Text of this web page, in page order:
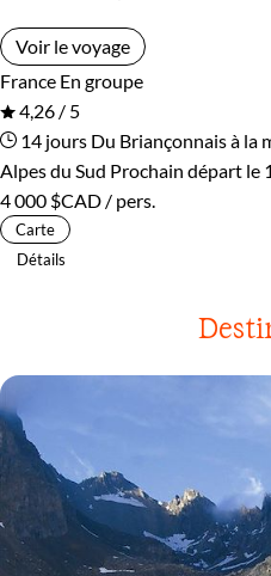
Voir le voyage
France En groupe
4,26 / 5
14 jours Du Briançonnais à la
Alpes du Sud Prochain départ le
4 000 $CAD / pers.
Carte
Détails